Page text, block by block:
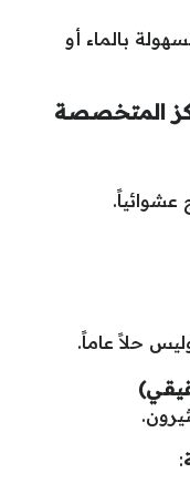
بالماء أو
المتخصصة
عشوائياً.
حلاً عاماً.
: